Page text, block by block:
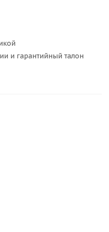
и гарантийный талон